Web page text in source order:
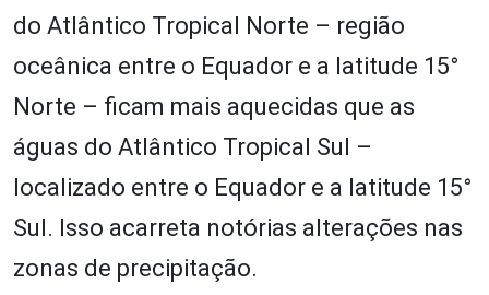
do Atlântico Tropical Norte – região
oceânica entre o Equador e a latitude 15°
Norte – ficam mais aquecidas que as
águas do Atlântico Tropical Sul –
localizado entre o Equador e a latitude 15°
Sul. Isso acarreta notórias alterações nas
zonas de precipitação.